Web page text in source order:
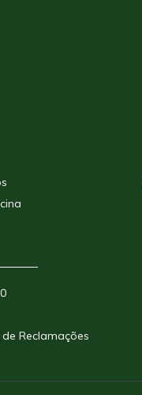
de Reclamações